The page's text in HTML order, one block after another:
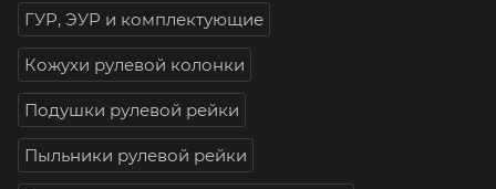
ГУР, ЭУР и комплектующие
Кожухи рулевой колонки
Подушки рулевой рейки
Пыльники рулевой рейки